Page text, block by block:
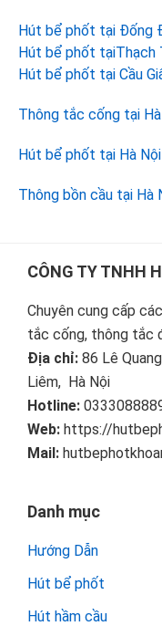
Hút bể phốt tại Đống
Hút bể phốt tạiThạch
Hút bể phốt tại Cầu
Thông tắc cống tại
Hút bể phốt tại Hà Nội
Thông bồn cầu tại Hà
Footer
CÔNG TY TNHH
Chuyên cung cấp
tắc cống, thông tắc
Địa chỉ: 86 Lê
Liêm, Hà Nội
Hotline:
Web: https://
Mail:
Danh mục
Hướng Dẫn
Hút bể phốt
Hút hầm cầu